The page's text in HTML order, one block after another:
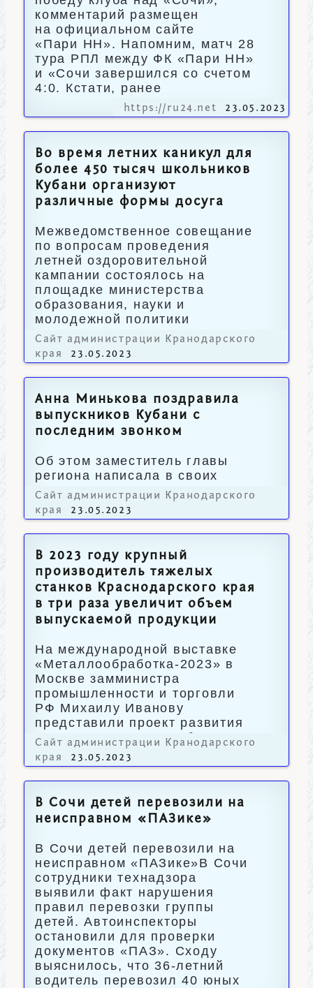
комментарий размещен
на официальном сайте
«Пари НН». Напомним, матч 28
тура РПЛ между ФК «Пари НН»
и «Сочи завершился со счетом
4:0. Кстати, ранее
https://ru24.net 23.05.2023
Во время летних каникул для
более 450 тысяч школьников
Кубани организуют
различные формы досуга
Межведомственное совещание
по вопросам проведения
летней оздоровительной
кампании состоялось на
площадке министерства
образования, науки и
молодежной политики
Краснодарского края.
Сайт администрации Кранодарского
края
23.05.2023
Анна Минькова поздравила
выпускников Кубани с
последним звонком
Об этом заместитель главы
региона написала в своих
социальных сетях.
Сайт администрации Кранодарского
края
23.05.2023
В 2023 году крупный
производитель тяжелых
станков Краснодарского края
в три раза увеличит объем
выпускаемой продукции
На международной выставке
«Металлообработка-2023» в
Москве замминистра
промышленности и торговли
РФ Михаилу Иванову
представили проект развития
станкостроения на Кубани.
Сайт администрации Кранодарского
края
23.05.2023
В Сочи детей перевозили на
неисправном «ПАЗике»
В Сочи детей перевозили на
неисправном «ПАЗике»В Сочи
сотрудники технадзора
выявили факт нарушения
правил перевозки группы
детей. Автоинспекторы
остановили для проверки
документов «ПАЗ». Сходу
выяснилось, что 36-летний
водитель перевозил 40 юных